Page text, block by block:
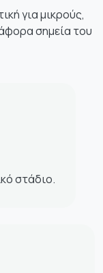
για μικρούς,
σημεία του
στάδιο.